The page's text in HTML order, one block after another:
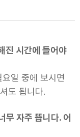
진 시간에 들어야
일 중에 보시면
도 됩니다.
무 자주 뜹니다. 어